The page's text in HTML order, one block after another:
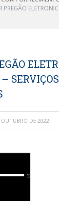
PREGÃO
SERVIÇOS
DE 2022